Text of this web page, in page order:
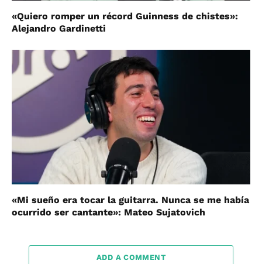
«Quiero romper un récord Guinness de chistes»:
Alejandro Gardinetti
«Mi sueño era tocar la guitarra. Nunca se me había
ocurrido ser cantante»: Mateo Sujatovich
ADD A COMMENT